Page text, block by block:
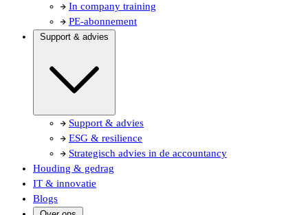
In company training
PE-abonnement
Support & advies
Support & advies
ESG & resilience
Strategisch advies in de accountancy
Houding & gedrag
IT & innovatie
Blogs